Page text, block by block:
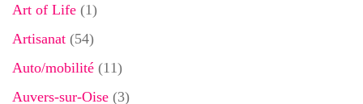
Art of Life (1)
Artisanat (54)
Auto/mobilité (11)
Auvers-sur-Oise (3)